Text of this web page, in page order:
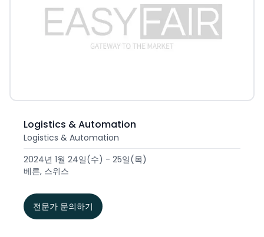
Logistics & Automation
Logistics & Automation
2024년 1월 24일(수) - 25일(목)
베른, 스위스
전문가 문의하기